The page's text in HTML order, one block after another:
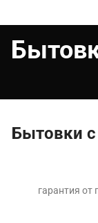
Бытовки
гарантия от